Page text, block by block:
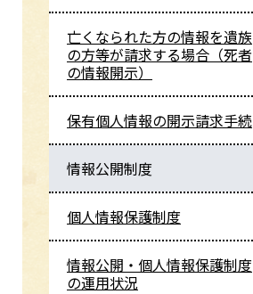
亡くなられた方の情報を遺族
の方等が請求する場合（死者
の情報開示）
保有個人情報の開示請求手続
情報公開制度
個人情報保護制度
情報公開・個人情報保護制度
の運用状況